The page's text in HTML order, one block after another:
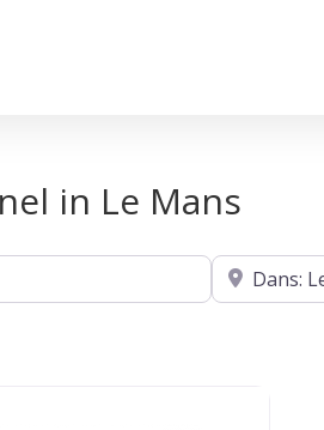
in Le Mans
Où ?